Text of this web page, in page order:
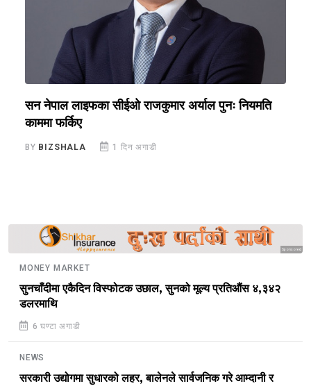
सन नेपाल लाइफका सीईओ राजकुमार अर्याल पुनः नियमति
काममा फर्किए
BY BIZSHALA 1 दिन अगाडी
Sponsored
MONEY MARKET
सुनचाँदीमा एकैदिन विस्फोटक उछाल, सुनको मूल्य प्रतिऔंस ४,३४२
डलरमाथि
6 घण्टा अगाडी
NEWS
सरकारी उद्योगमा सुधारको लहर, बालेनले सार्वजनिक गरे आम्दानी र